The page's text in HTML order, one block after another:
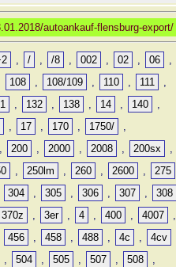
autoankauf-flensburg-export/
, / , /8 , 002 , 02 , 06
,
108 , 108/109 , 110 , 111
,
, 132 , 138 , 14 , 140
,
, 17 , 170 , 1750/
,
, 200 , 2000 , 2008 , 200sx
,
, 250lm , 260 , 2600 ,
275
304 , 305 , 306 , 307 ,
308
370z , 3er , 4 , 400 , 4007
,
456 , 458 , 488 , 4c , 4cv
, 504 , 505 , 507 , 508
,